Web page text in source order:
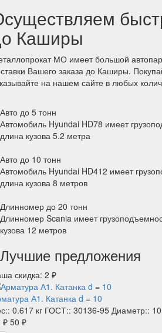
Каширы
МО имеет большой
Вашего заказа до Каширы.
на нашем сайте в любых
Авто до 5 тонн
Автомобиль Hyundai HD78 имеет
длина кузова 5.2 метра
Авто до 10 тонн
Автомобиль Hyundai HD412 имеет
длина кузова 8 метров
Длинномер до 20 тонн
Длинномер Scania имеет
кузова 12 метров
Лучшие предложения
скидка: 2 ₽
А1. Катанка d = 10
0.617 кг ГОСТ:: 30136-95 Диаметр::
₽ 50 ₽